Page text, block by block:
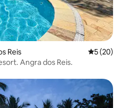
Reis Prosječna
5 (20)
Angra dos Reis.
s oznakom „Odabrali gosti”